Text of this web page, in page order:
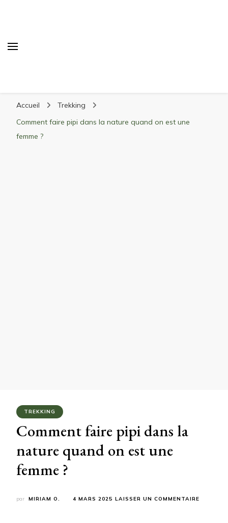
matériel, stations de ski
Accueil
Trekking
Comment faire pipi dans la nature quand on est une
femme ?
TREKKING
Comment faire pipi dans la
nature quand on est une
femme ?
par MIRIAM O. 4 MARS 2025 LAISSER UN COMMENTAIRE